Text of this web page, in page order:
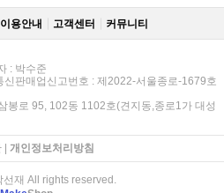
이용안내 고객센터 커뮤니티
: 박수준
판매업신고번호 : 제2022-서울종로-1679호
봉로 95, 102동 1102호(견지동,종로1가 대성
| 개인정보처리방침
재 All rights reserved.